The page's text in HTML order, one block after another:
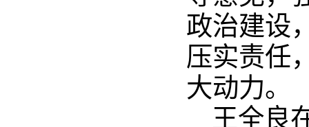
政治建设
压实责任
大动力。
王全良